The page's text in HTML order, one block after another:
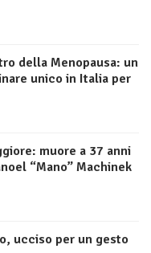
della Menopausa: un
unico in Italia per
muore a 37 anni
“Mano” Machinek
ucciso per un gesto